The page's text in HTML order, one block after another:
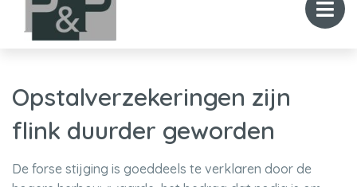
Opstalverzekeringen zijn
flink duurder geworden
De forse stijging is goeddeels te verklaren door de